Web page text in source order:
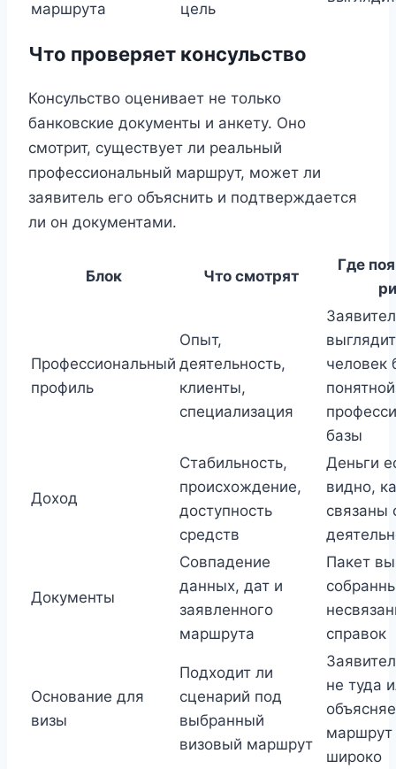
маршрута
цель
Что проверяет консульство
Консульство оценивает не только
банковские документы и анкету. Оно
смотрит, существует ли реальный
профессиональный маршрут, может ли
заявитель его объяснить и подтверждается
ли он документами.
Блок Что смотрят
Где
Профессиональный
профиль
Опыт,
деятельность,
клиенты,
специализация
человек
понятной
базы
Доход
Стабильность,
происхождение,
доступность
средств
Деньги
видно,
связаны
Документы
Совпадение
данных, дат и
заявленного
маршрута
Пакет
справок
Основание для
визы
Подходит ли
сценарий под
выбранный
визовый маршрут
не туда
широко